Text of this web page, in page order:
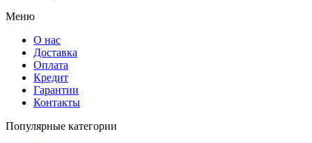
Меню
О нас
Доставка
Оплата
Кредит
Гарантии
Контакты
Популярные категории